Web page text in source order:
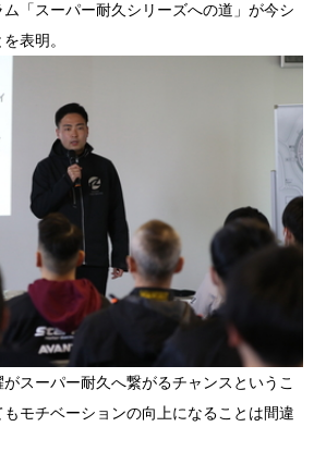
「スーパー耐久シリーズへの道」が今シ
表明。
スーパー耐久へ繋がるチャンスというこ
モチベーションの向上になることは間違